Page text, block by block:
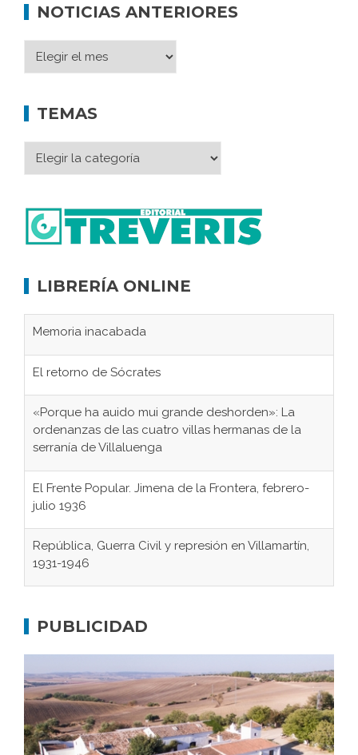
NOTICIAS ANTERIORES
TEMAS
LIBRERÍA ONLINE
Memoria inacabada
El retorno de Sócrates
«Porque ha auido mui grande deshorden»: La
ordenanzas de las cuatro villas hermanas de la
serranía de Villaluenga
El Frente Popular. Jimena de la Frontera, febrero-
julio 1936
República, Guerra Civil y represión en Villamartín,
1931-1946
Gaditanos deportados a campos de
El Frente Popular. Ubrique, febrero-julio 1936
Juntar las letras. La alfabetización en el campo: del
PUBLICIDAD